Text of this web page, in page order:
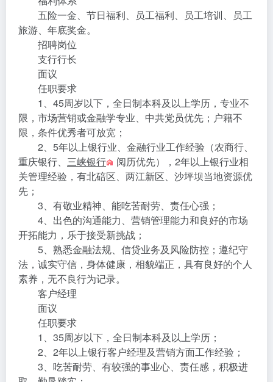
五险一金、节日福利、员工福利、员工培训、员工
旅游、年底奖金。
招聘岗位
支行行长
面议
任职要求
1、45周岁以下，全日制本科及以上学历，专业不
限，市场营销或金融学专业、中共党员优先；户籍不
限，条件优秀者可放宽；
2、5年以上银行业、金融行业工作经验（农商行、
重庆银行、 三峡银行
阅历优先），2年以上银行业相
关管理经验，有北碚区、两江新区、沙坪坝当地资源优
先；
3、有敬业精神、能吃苦耐劳、责任心强；
4、出色的沟通能力、营销管理能力和良好的市场
开拓能力，乐于接受新挑战；
5、熟悉金融法规、信贷业务及风险防控；遵纪守
法，诚实守信，身体健康，相貌端正，具有良好的个人
素养，无不良行为记录。
客户经理
面议
任职要求
1、35周岁以下，全日制本科及以上学历；
2、2年以上银行客户经理及营销方面工作经验；
3、吃苦耐劳、有较强的事业心、责任感，积极进